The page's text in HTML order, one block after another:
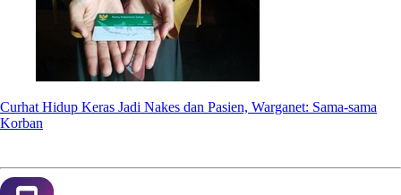
Curhat Hidup Keras Jadi Nakes dan Pasien, Warganet: Sama-sama
Korban